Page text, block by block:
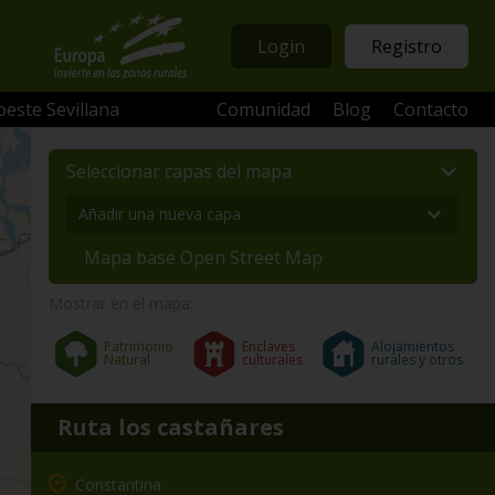
Login Registro
Sevillana Comunidad Blog Contacto
Seleccionar capas del mapa
Mapa base Open Street Map
Patrimonio
Natural
Enclaves
culturales
Alojamientos
rurales y otros
Ruta los castañares
Constantina